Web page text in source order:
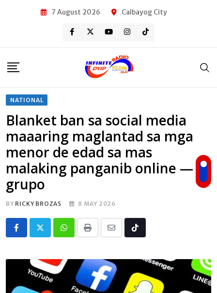
7 August 2026 Calbayog City
NATIONAL
Blanket ban sa social media
maaaring maglantad sa mga
menor de edad sa mas
malaking panganib online —
grupo
BY RICKY BROZAS 8 MAY 2026
Whatsapp
Print
Share
Email
Tiktok